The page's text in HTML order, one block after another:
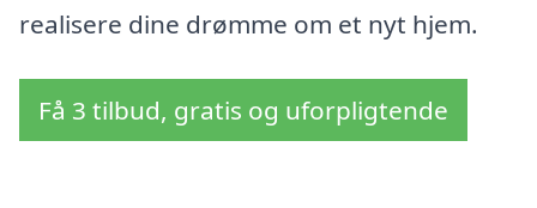
realisere dine drømme om et nyt hjem.
Få 3 tilbud, gratis og uforpligtende